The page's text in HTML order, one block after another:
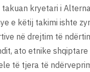
takuan kryetari i
e këtij takimi ishte
në drejtim të
ato etnike
të tjera të